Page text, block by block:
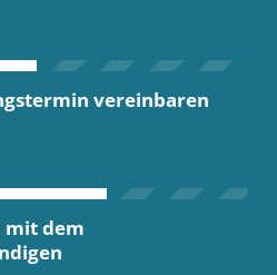
vereinbaren
dem